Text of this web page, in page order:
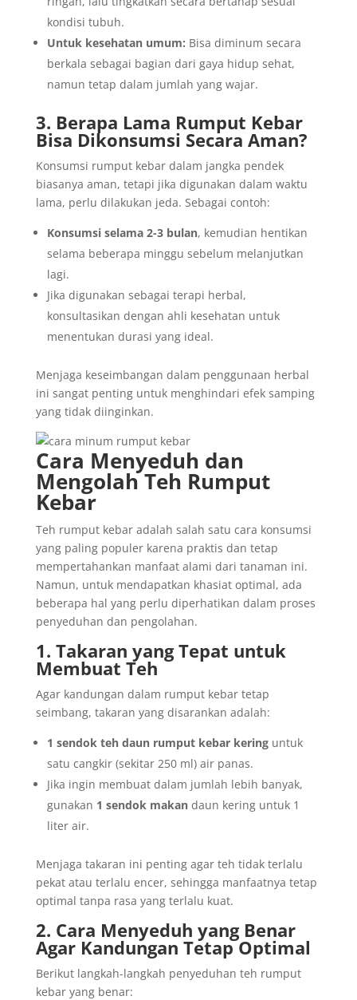
kondisi tubuh.
Untuk kesehatan umum: Bisa diminum secara
berkala sebagai bagian dari gaya hidup sehat,
namun tetap dalam jumlah yang wajar.
3. Berapa Lama Rumput Kebar
Bisa Dikonsumsi Secara Aman?
Konsumsi rumput kebar dalam jangka pendek
biasanya aman, tetapi jika digunakan dalam waktu
lama, perlu dilakukan jeda. Sebagai contoh:
Konsumsi selama 2-3 bulan, kemudian hentikan
selama beberapa minggu sebelum melanjutkan
lagi.
Jika digunakan sebagai terapi herbal,
konsultasikan dengan ahli kesehatan untuk
menentukan durasi yang ideal.
Menjaga keseimbangan dalam penggunaan herbal
ini sangat penting untuk menghindari efek samping
yang tidak diinginkan.
Cara Menyeduh dan
Mengolah Teh Rumput
Kebar
Teh rumput kebar adalah salah satu cara konsumsi
yang paling populer karena praktis dan tetap
mempertahankan manfaat alami dari tanaman ini.
Namun, untuk mendapatkan khasiat optimal, ada
beberapa hal yang perlu diperhatikan dalam proses
penyeduhan dan pengolahan.
1. Takaran yang Tepat untuk
Membuat Teh
Agar kandungan dalam rumput kebar tetap
seimbang, takaran yang disarankan adalah:
1 sendok teh daun rumput kebar keringuntuk
satu cangkir (sekitar 250 ml) air panas.
Jika ingin membuat dalam jumlah lebih banyak,
gunakan 1 sendok makandaun kering untuk 1
liter air.
Menjaga takaran ini penting agar teh tidak terlalu
pekat atau terlalu encer, sehingga manfaatnya tetap
optimal tanpa rasa yang terlalu kuat.
2. Cara Menyeduh yang Benar
Agar Kandungan Tetap Optimal
Berikut langkah-langkah penyeduhan teh rumput
kebar yang benar: